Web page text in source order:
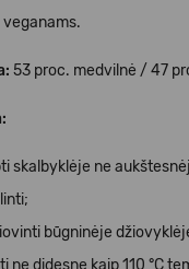
veganams.
53 proc. medvilnė / 47
skalbyklėje ne
būgninėje
ne didesne kaip 110 °C